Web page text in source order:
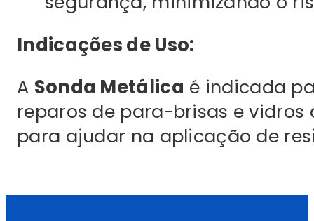
Indicações de Uso:
A Sonda Metálica é indicada
reparos de para-brisas e
para ajudar na aplicação de